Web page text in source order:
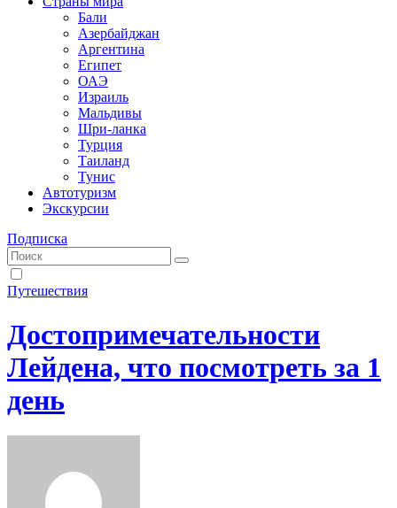
Бали
Азербайджан
Аргентина
Египет
ОАЭ
Израиль
Мальдивы
Шри-ланка
Турция
Таиланд
Тунис
Автотуризм
Экскурсии
Подписка
Путешествия
Достопримечательности
Лейдена, что посмотреть за 1
день